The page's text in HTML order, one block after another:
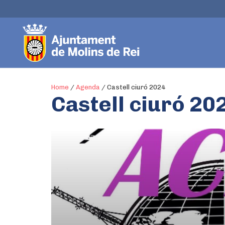
Home / Agenda / Castell ciuró 2024
Castell ciuró